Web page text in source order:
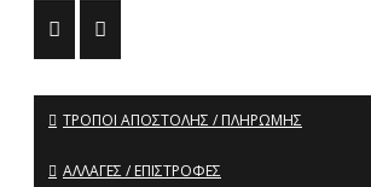
ΤΡΌΠΟΙ ΑΠΟΣΤΟΛΉΣ / ΠΛΗΡΩΜΉΣ
ΑΛΛΑΓΈΣ / ΕΠΙΣΤΡΟΦΈΣ